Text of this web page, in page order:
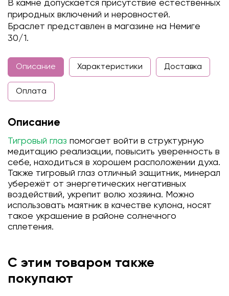
В камне допускается присутствие естественных
природных включений и неровностей.
Браслет представлен в магазине на Немиге
30/1.
Описание Характеристики Доставка
Оплата
Описание
Тигровый глаз помогает войти в структурную
медитацию реализации, повысить уверенность в
себе, находиться в хорошем расположении духа.
Также тигровый глаз отличный защитник, минерал
убережёт от энергетических негативных
воздействий, укрепит волю хозяина. Можно
использовать маятник в качестве кулона, носят
такое украшение в районе солнечного
сплетения.
С этим товаром также
покупают